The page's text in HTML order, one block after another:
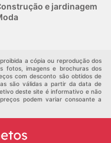
e jardinagem
a cópia ou reprodução dos
fotos, imagens e brochuras dos
com desconto são obtidos de
são válidas a partir da data de
deste site é informativo e não
podem variar consoante a